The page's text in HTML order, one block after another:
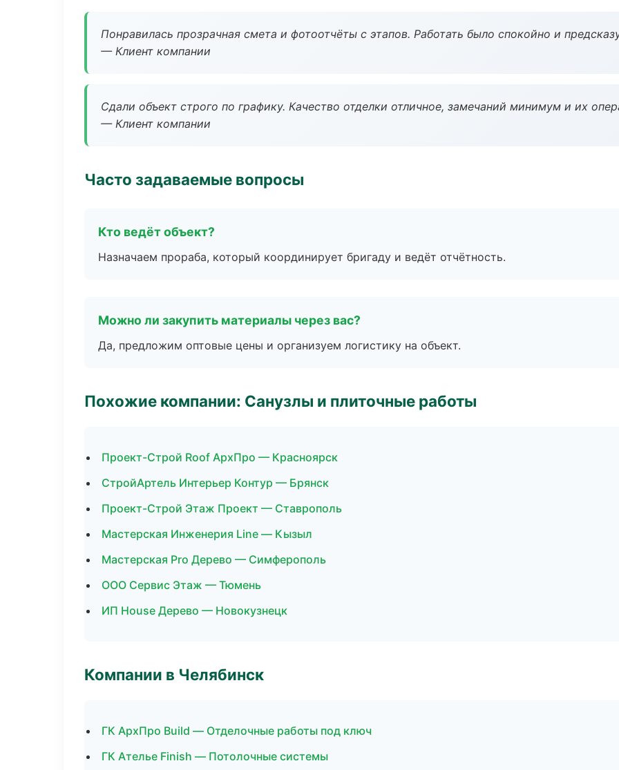
Понравилась прозрачная смета и фотоотчёты с этапов. Работать было спокойно и
— Клиент компании
Сдали объект строго по графику. Качество отделки отличное, замечаний минимум и их
— Клиент компании
Часто задаваемые вопросы
Кто ведёт объект?
Назначаем прораба, который координирует бригаду и ведёт отчётность.
Можно ли закупить материалы через вас?
Да, предложим оптовые цены и организуем логистику на объект.
Похожие компании: Санузлы и плиточные работы
Проект-Строй Roof АрхПро — Красноярск
СтройАртель Интерьер Контур — Брянск
Проект-Строй Этаж Проект — Ставрополь
Мастерская Инженерия Line — Кызыл
Мастерская Pro Дерево — Симферополь
ООО Сервис Этаж — Тюмень
ИП House Дерево — Новокузнецк
Компании в Челябинск
ГК АрхПро Build — Отделочные работы под ключ
ГК Ателье Finish — Потолочные системы